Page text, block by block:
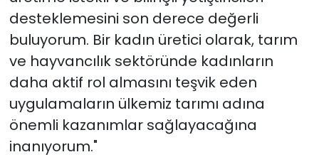
desteklemesini son derece değerli
buluyorum. Bir kadın üretici olarak, tarım
ve hayvancılık sektöründe kadınların
daha aktif rol almasını teşvik eden
uygulamaların ülkemiz tarımı adına
önemli kazanımlar sağlayacağına
inanıyorum."